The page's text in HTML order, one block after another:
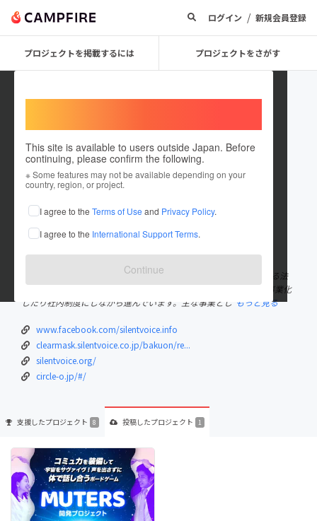
ログイン / 新規会員登録
プロジェクトを掲載するには プロジェクトをさがす
This site is available to users outside Japan. Before
continuing, please confirm the following.
※ Some features may not be available depending on your
country, region, or project.
I agree to the Terms of Use and Privacy Policy.
I agree to the International Support Terms.
Continue
NPO_Silent Voice
これまでに8回支援して1件のプロジェクトを投稿しています
在住国：日本 現在地：大阪府
出身国：日本 出身地：大阪府
DEAF（聞こえない・聞こえにくい人）と聴者が半数ずつ働いている法
人です。それぞれの視点や立場で「お互いにとって良いこと」を事業化
したり社内制度にしながら進んでいます。主な事業とし もっと見る
www.facebook.com/silentvoice.info
clearmask.silentvoice.co.jp/bakuon/re...
silentvoice.org/
circle-o.jp/#/
支援したプロジェクト 8 投稿したプロジェクト 1